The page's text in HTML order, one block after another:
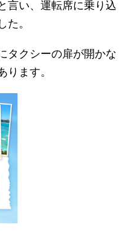
言い、運転席に乗り込
た。
タクシーの扉が開かな
ります。